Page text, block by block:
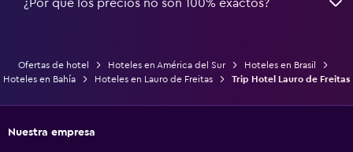
¿Por qué los precios no son 100% exactos?
Ofertas de hotel Hoteles en América del Sur
Hoteles en Brasil
Hoteles en Bahía
Hoteles en Lauro de Freitas Trip Hotel Lauro de Freitas
Nuestra empresa